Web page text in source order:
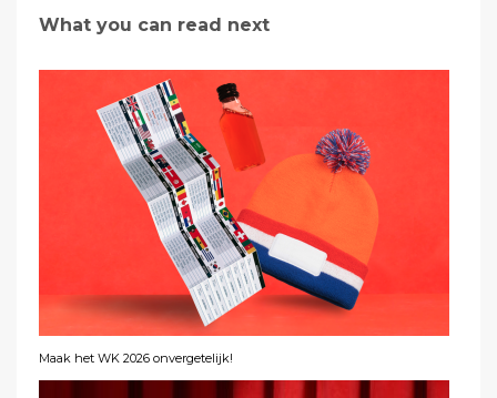
What you can read next
Maak het WK 2026 onvergetelijk!